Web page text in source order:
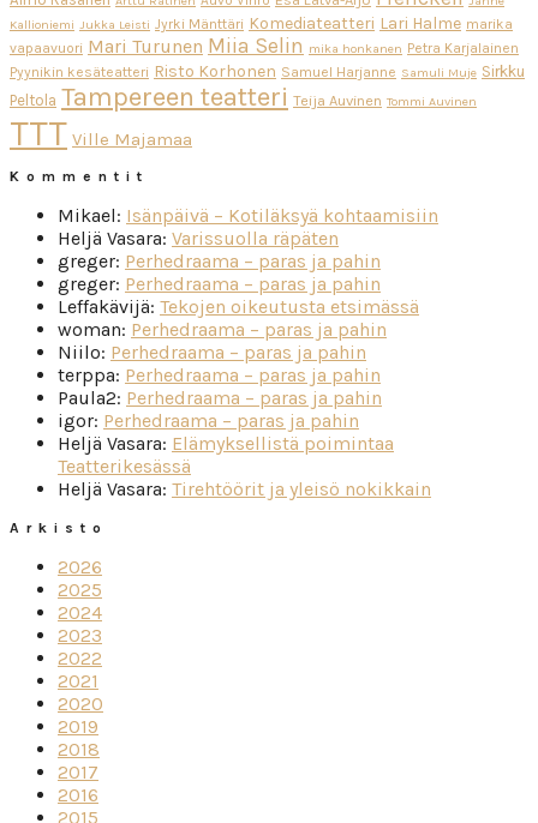
Kallioniemi
Jukka Leisti Jyrki Mänttäri Komediateatteri Lari Halme marika
vapaavuori Mari Turunen Miia Selin mika honkanen Petra Karjalainen
Pyynikin kesäteatteri Risto Korhonen Samuel Harjanne Samuli Muje Sirkku
Peltola Tampereen teatteri Teija Auvinen Tommi Auvinen
TTT Ville Majamaa
Kommentit
Mikael: Isänpäivä – Kotiläksyä kohtaamisiin
Heljä Vasara: Varissuolla räpäten
greger: Perhedraama – paras ja pahin
greger: Perhedraama – paras ja pahin
Leffakävijä: Tekojen oikeutusta etsimässä
woman: Perhedraama – paras ja pahin
Niilo: Perhedraama – paras ja pahin
terppa: Perhedraama – paras ja pahin
Paula2: Perhedraama – paras ja pahin
igor: Perhedraama – paras ja pahin
Heljä Vasara: Elämyksellistä poimintaa
Teatterikesässä
Heljä Vasara: Tirehtöörit ja yleisö nokikkain
Arkisto
2026
2025
2024
2023
2022
2021
2020
2019
2018
2017
2016
2015